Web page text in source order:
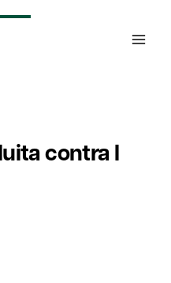
contra l